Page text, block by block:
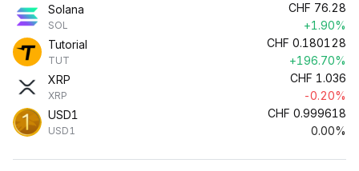
Solana
SOL
CHF 76.28
+1.90%
Tutorial
TUT
CHF 0.180128
+196.70%
XRP
XRP
CHF 1.036
-0.20%
USD1
USD1
CHF 0.999618
0.00%